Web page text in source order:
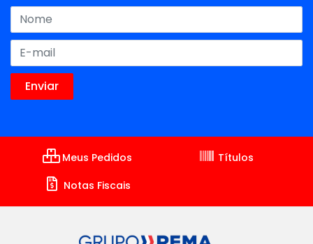
Meus Pedidos
Títulos
Notas Fiscais